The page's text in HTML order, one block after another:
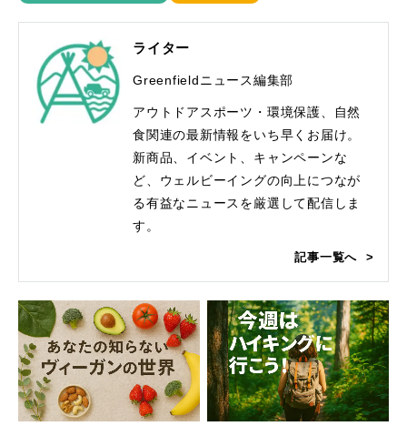
ライター
Greenfieldニュース編集部
アウトドアスポーツ・環境保護、自然
食関連の最新情報をいち早くお届け。
新商品、イベント、キャンペーンな
ど、ウェルビーイングの向上につなが
る有益なニュースを厳選して配信しま
す。
記事一覧へ